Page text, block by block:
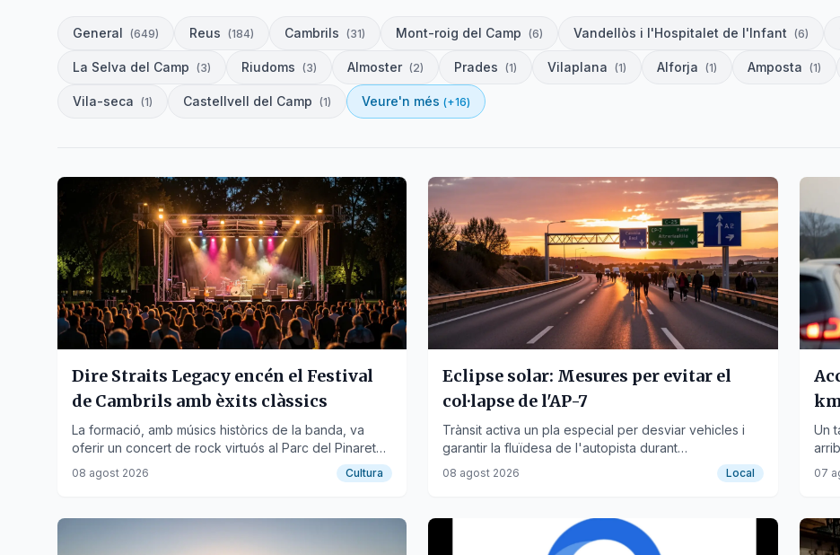
General (649) Reus (184) Cambrils (31) Mont-roig del Camp (6) Vandellòs i l'Hospitalet de l'Infant (6)
La Selva del Camp (3) Riudoms (3) Almoster (2) Prades (1) Vilaplana (1) Alforja (1) Amposta (1)
Vila-seca (1) Castellvell del Camp (1) Veure'n més (+16)
Dire Straits Legacy encén el Festival
de Cambrils amb èxits clàssics
La formació, amb músics històrics de la banda, va
oferir un concert de rock virtuós al Parc del Pinaret
davant d'un públic entregat.
08 agost 2026 Cultura
Eclipse solar: Mesures per evitar el
col·lapse de l'AP-7
Trànsit activa un pla especial per desviar vehicles i
garantir la fluïdesa de l'autopista durant
l'esdeveniment astronòmic.
08 agost 2026 Local
Un
07